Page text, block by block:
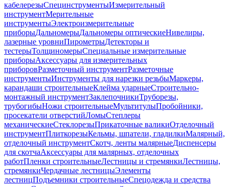
кабелерезыСпецинструментыИзмерительный
инструментМерительные
инструментыЭлектроизмерительные
приборыДальномерыДальномеры оптическиеНивелиры,
лазерные уровниПирометрыДетекторы и
тестерыТолщиномерыСпециальные измерительные
приборыАксессуары для измерительных
приборовРазметочный инструментРазметочные
инструментыИнструменты для нарезки резьбыМаркеры,
карандаши строительныеКлейма ударныеСтроительно-
монтажный инструментЗаклепочникиТруборезы,
трубогибыНожи строительныеМультитулыПробойники,
просекатели отверстийЛомыСтеплеры
механическиеСтеклорезыПрикаточные валикиОтделочный
инструментПлиткорезыКельмы, шпатели, гладилкиМалярный,
отделочный инструментСкотч, ленты малярныеДиспенсеры
для скотчаАксессуары для малярных, отделочных
работПленки строительныеЛестницы и стремянкиЛестницы,
стремянкиЧердачные лестницыЭлементы
лестницПодъемники строительныеСпецодежда и средства